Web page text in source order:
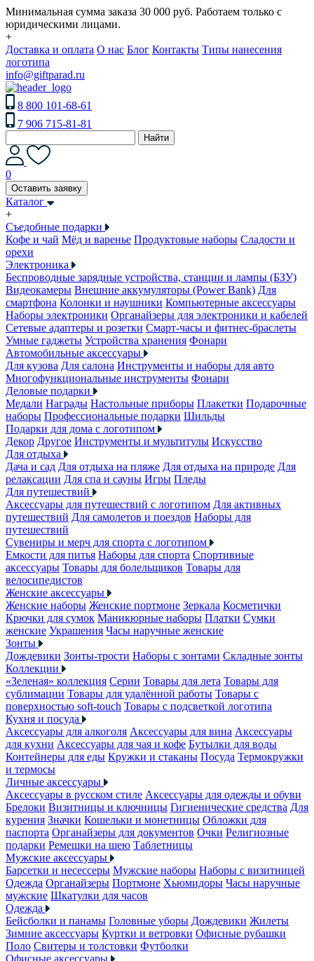
Минимальная сумма заказа 30 000 руб. Работаем только с
юридическими лицами.
+
Доставка и оплата О нас Блог Контакты Типы нанесения
логотипа
info@giftparad.ru
8 800 101-68-61
7 906 715-81-81
Найти
0
Оставить заявку
Каталог
+
Съедобные подарки
Кофе и чай Мёд и варенье Продуктовые наборы Сладости и
орехи
Электроника
Беспроводные зарядные устройства, станции и лампы (БЗУ)
Видеокамеры Внешние аккумуляторы (Power Bank) Для
смартфона Колонки и наушники Компьютерные аксессуары
Наборы электроники Органайзеры для электроники и кабелей
Сетевые адаптеры и розетки Смарт-часы и фитнес-браслеты
Умные гаджеты Устройства хранения Фонари
Автомобильные аксессуары
Для кузова Для салона Инструменты и наборы для авто
Многофункциональные инструменты Фонари
Деловые подарки
Медали Награды Настольные приборы Плакетки Подарочные
наборы Профессиональные подарки Шильды
Подарки для дома с логотипом
Декор Другое Инструменты и мультитулы Искусство
Для отдыха
Дача и сад Для отдыха на пляже Для отдыха на природе Для
релаксации Для спа и сауны Игры Пледы
Для путешествий
Аксессуары для путешествий с логотипом Для активных
путешествий Для самолетов и поездов Наборы для
путешествий
Сувениры и мерч для спорта с логотипом
Емкости для питья Наборы для спорта Спортивные
аксессуары Товары для болельщиков Товары для
велосипедистов
Женские аксессуары
Женские наборы Женские портмоне Зеркала Косметички
Крючки для сумок Маникюрные наборы Платки Сумки
женские Украшения Часы наручные женские
Зонты
Дождевики Зонты-трости Наборы с зонтами Складные зонты
Коллекции
«Зеленая» коллекция Серии Товары для лета Товары для
сублимации Товары для удалённой работы Товары с
поверхностью soft-touch Товары с подсветкой логотипа
Кухня и посуда
Аксессуары для алкоголя Аксессуары для вина Аксессуары
для кухни Аксессуары для чая и кофе Бутылки для воды
Контейнеры для еды Кружки и стаканы Посуда Термокружки
и термосы
Личные аксессуары
Аксессуары в русском стиле Аксессуары для одежды и обуви
Брелоки Визитницы и ключницы Гигиенические средства Для
курения Значки Кошельки и монетницы Обложки для
паспорта Органайзеры для документов Очки Религиозные
подарки Ремешки на шею Таблетницы
Мужские аксессуары
Барсетки и несессеры Мужские наборы Наборы с визитницей
Одежда Органайзеры Портмоне Хьюмидоры Часы наручные
мужские Шкатулки для часов
Одежда
Бейсболки и панамы Головные уборы Дождевики Жилеты
Зимние аксессуары Куртки и ветровки Офисные рубашки
Поло Свитеры и толстовки Футболки
Офисные аксессуары